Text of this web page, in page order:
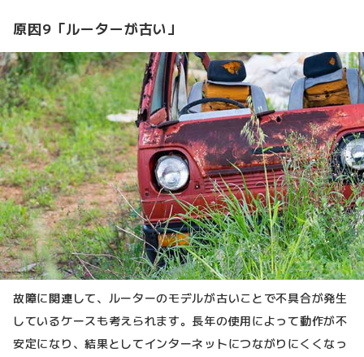
原因9「ルーターが古い」
故障に関連して、ルーターのモデルが古いことで不具合が発生
しているケースも考えられます。長年の使用によって動作が不
安定になり、結果としてインターネットにつながりにくくなっ